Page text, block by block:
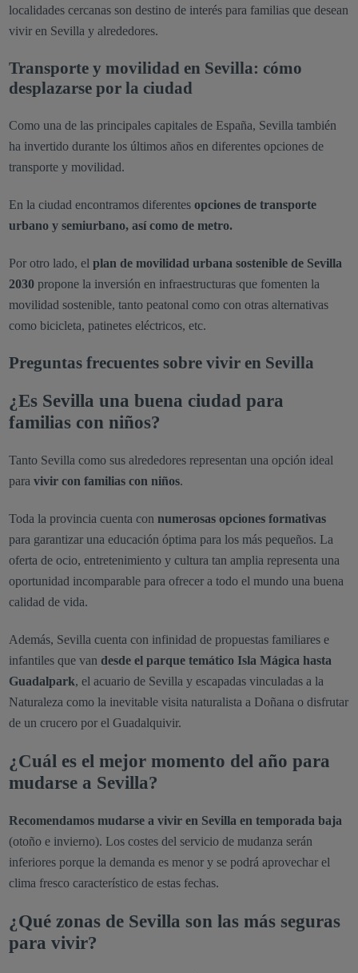
localidades cercanas son destino de interés para familias que desean
vivir en Sevilla y alrededores.
Transporte y movilidad en Sevilla: cómo
desplazarse por la ciudad
Como una de las principales capitales de España, Sevilla también
ha invertido durante los últimos años en diferentes opciones de
transporte y movilidad.
En la ciudad encontramos diferentes opciones de transporte
urbano y semiurbano, así como de metro.
Por otro lado, el plan de movilidad urbana sostenible de Sevilla
2030propone la inversión en infraestructuras que fomenten la
movilidad sostenible, tanto peatonal como con otras alternativas
como bicicleta, patinetes eléctricos, etc.
Preguntas frecuentes sobre vivir en Sevilla
¿Es Sevilla una buena ciudad para
familias con niños?
Tanto Sevilla como sus alrededores representan una opción ideal
para vivir con familias con niños.
Toda la provincia cuenta con numerosas opciones formativas
para garantizar una educación óptima para los más pequeños. La
oferta de ocio, entretenimiento y cultura tan amplia representa una
oportunidad incomparable para ofrecer a todo el mundo una buena
calidad de vida.
Además, Sevilla cuenta con infinidad de propuestas familiares e
infantiles que van desde el parque temático Isla Mágica hasta
Guadalpark, el acuario de Sevilla y escapadas vinculadas a la
Naturaleza como la inevitable visita naturalista a Doñana o disfrutar
de un crucero por el Guadalquivir.
¿Cuál es el mejor momento del año para
mudarse a Sevilla?
Recomendamos mudarse a vivir en Sevilla en temporada baja
(otoño e invierno). Los costes del servicio de mudanza serán
inferiores porque la demanda es menor y se podrá aprovechar el
clima fresco característico de estas fechas.
¿Qué zonas de Sevilla son las más seguras
para vivir?